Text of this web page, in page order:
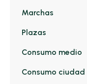
Marchas
Plazas
Consumo medio
Consumo ciudad